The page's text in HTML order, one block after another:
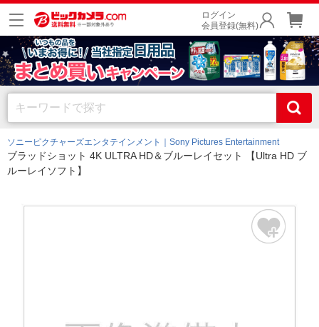
ログイン
会員登録(無料)
ソニーピクチャーズエンタテインメント｜Sony Pictures Entertainment
ブラッドショット 4K ULTRA HD＆ブルーレイセット 【Ultra HD ブ
ルーレイソフト】